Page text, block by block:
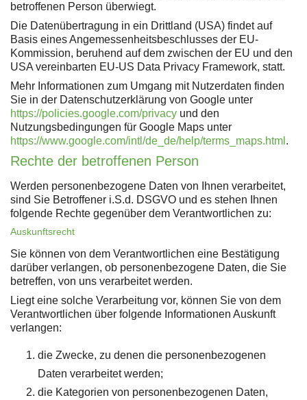
betroffenen Person überwiegt.
Die Datenübertragung in ein Drittland (USA) findet auf
Basis eines Angemessenheitsbeschlusses der EU-
Kommission, beruhend auf dem zwischen der EU und den
USA vereinbarten EU-US Data Privacy Framework, statt.
Mehr Informationen zum Umgang mit Nutzerdaten finden
Sie in der Datenschutzerklärung von Google unter
https://policies.google.com/privacy und den
Nutzungsbedingungen für Google Maps unter
https://www.google.com/intl/de_de/help/terms_maps.html .
Rechte der betroffenen Person
Werden personenbezogene Daten von Ihnen verarbeitet,
sind Sie Betroffener i.S.d. DSGVO und es stehen Ihnen
folgende Rechte gegenüber dem Verantwortlichen zu:
Auskunftsrecht
Sie können von dem Verantwortlichen eine Bestätigung
darüber verlangen, ob personenbezogene Daten, die Sie
betreffen, von uns verarbeitet werden.
Liegt eine solche Verarbeitung vor, können Sie von dem
Verantwortlichen über folgende Informationen Auskunft
verlangen:
die Zwecke, zu denen die personenbezogenen
Daten verarbeitet werden;
die Kategorien von personenbezogenen Daten,